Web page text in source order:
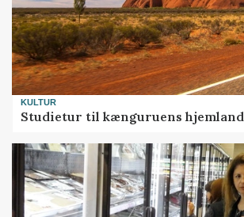
KULTUR
Studietur til kænguruens hjemland